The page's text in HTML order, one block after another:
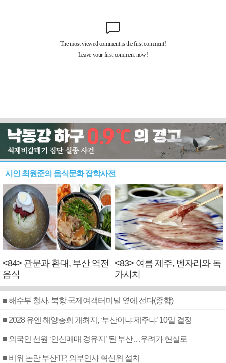
시인 최원준의 음식문화 잡학사전
<84> 관문과 환대, 부산 역전
음식
<83> 여름 제주, 벤자리와 독
가시치
■ 해수부 청사, 북항 국제여객터미널 옆에 선다(종합)
■ 2028 유엔 해양총회 개최지, ‘부산이냐 제주냐’ 10일 결정
■ 외국인 선원 ‘인신매매 경유지’ 된 부산…우려가 현실로
■ 비위 논란 부산TP, 외부인사 혁신위 설치